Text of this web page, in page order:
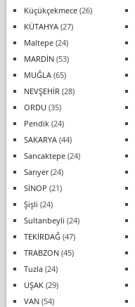
Küçükçekmece(26)
KÜTAHYA(27)
Maltepe(24)
MARDİN(53)
MUĞLA(65)
NEVŞEHİR (28)
ORDU (35)
Pendik(24)
SAKARYA(44)
Sancaktepe(24)
Sarıyer(24)
SİNOP (21)
Şişli (24)
Sultanbeyli (24)
TEKİRDAĞ(47)
TRABZON(45)
Tuzla(24)
UŞAK(29)
VAN(54)